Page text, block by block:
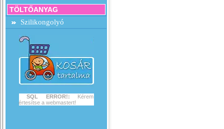
TÖLTŐANYAG
Szilikongolyó
SQL ERROR!: Kérem
értesítse a webmastert!